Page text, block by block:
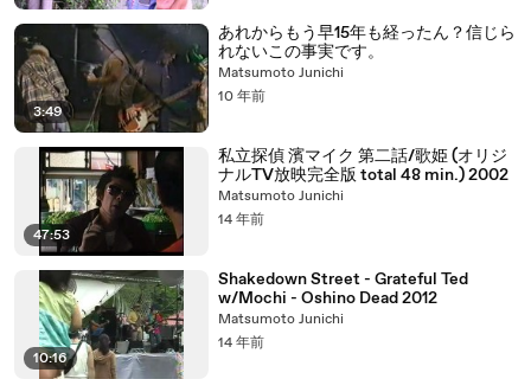
3:49
あれからもう早15年も経ったん？信じら
れないこの事実です。
Matsumoto Junichi
10 年前
47:53
私立探偵 濱マイク 第二話/歌姫 (オリジ
ナルTV放映完全版 total 48 min.) 2002
Matsumoto Junichi
14 年前
10:16
Shakedown Street - Grateful Ted
w/Mochi - Oshino Dead 2012
Matsumoto Junichi
14 年前